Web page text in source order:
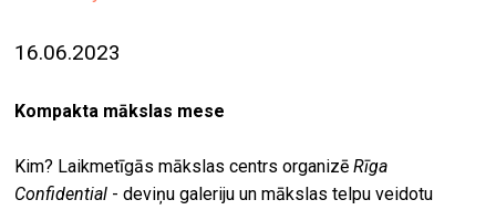
16.06.2023
Kompakta mākslas mese
Kim? Laikmetīgās mākslas centrs organizēRīga
Confidential - deviņu galeriju un mākslas telpu veidotu